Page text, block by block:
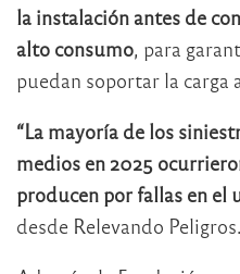
la instalación antes de
alto consumo, para
puedan soportar la carga
“La mayoría de los
medios en 2025
producen por fallas en el
desde Relevando Peligros.